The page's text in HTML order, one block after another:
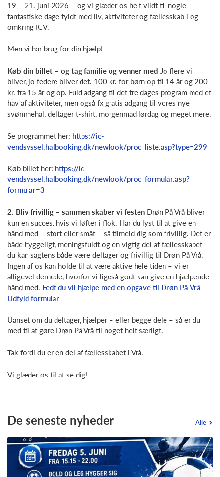
19 – 21. juni 2026 – og vi glæder os helt vildt til nogle
fantastiske dage fyldt med liv, aktiviteter og fællesskab i og
omkring ICV.
Men vi har brug for din hjælp!
Køb din billet – og tag familie og venner med Jo flere vi
bliver, jo federe bliver det. 100 kr. for børn op til 14 år og 200
kr. fra 15 år og op. Fuld adgang til det tre dages program med et
hav af aktiviteter, men også fx gratis adgang til vores nye
svømmehal, deltager t-shirt, morgenmad lørdag og meget mere.
Se programmet her: https://ic-
vendsyssel.halbooking.dk/newlook/proc_liste.asp?type=299
Køb billet her: https://ic-
vendsyssel.halbooking.dk/newlook/proc_formular.asp?
formular=3
2. Bliv frivillig – sammen skaber vi festen Drøn På Vrå bliver
kun en succes, hvis vi løfter i flok. Har du lyst til at give en
hånd med – stort eller småt – så tilmeld dig som frivillig. Det er
både hyggeligt, meningsfuldt og en vigtig del af fællesskabet –
du kan sagtens både være deltager og frivillig til Drøn På Vrå.
Ingen af os kan holde til at være aktive hele tiden – vi er
alligevel dernede, hvorfor vi ligeså godt kan give en hjælpende
hånd med. Fedt du vil hjælpe med en opgave til Drøn På Vrå –
Udfyld formular
Uanset om du deltager, hjælper – eller begge dele – så er du
med til at gøre Drøn På Vrå til noget helt særligt.
Tak fordi du er en del af fællesskabet i Vrå.
Vi glæder os til at se dig!
De seneste nyheder Alle